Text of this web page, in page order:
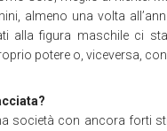
almeno una volta
alla figura maschile ci
potere o, viceversa,
società con ancora forti